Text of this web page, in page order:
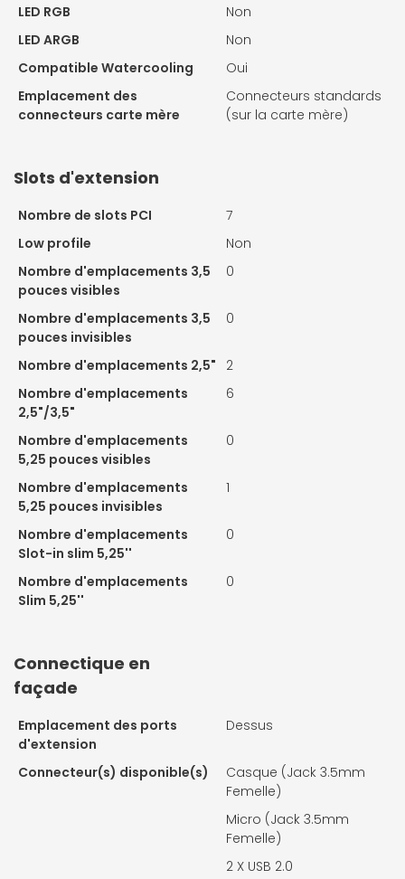
LED RGB
Non
LED ARGB
Non
Compatible Watercooling
Oui
Emplacement des
connecteurs carte mère
Connecteurs standards
(sur la carte mère)
Slots d'extension
Nombre de slots PCI
7
Low profile
Non
Nombre d'emplacements 3,5
pouces visibles
0
Nombre d'emplacements 3,5
pouces invisibles
0
Nombre d'emplacements 2,5"
2
Nombre d'emplacements
2,5"/3,5"
6
Nombre d'emplacements
5,25 pouces visibles
0
Nombre d'emplacements
5,25 pouces invisibles
1
Nombre d'emplacements
Slot-in slim 5,25''
0
Nombre d'emplacements
Slim 5,25''
0
Connectique en
façade
Emplacement des ports
d'extension
Dessus
Connecteur(s) disponible(s)
Casque (Jack 3.5mm
Femelle)
Micro (Jack 3.5mm
Femelle)
2 X USB 2.0